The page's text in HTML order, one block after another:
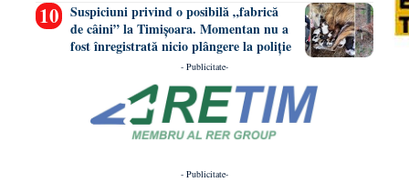
Suspiciuni privind o posibilă „fabrică
de câini” la Timișoara. Momentan nu a
fost înregistrată nicio plângere la poliție
- Publicitate-
- Publicitate-